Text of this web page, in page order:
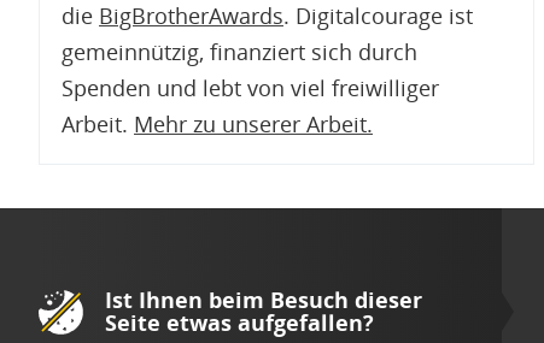
die BigBrotherAwards. Digitalcourage ist
gemeinnützig, finanziert sich durch
Spenden und lebt von viel freiwilliger
Arbeit. Mehr zu unserer Arbeit.
Ist Ihnen beim Besuch dieser
Seite etwas aufgefallen?